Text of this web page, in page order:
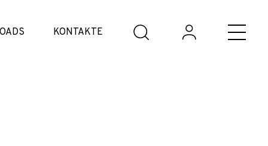
KONTAKTE